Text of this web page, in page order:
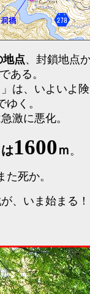
地点、封鎖地点
ある。
は、いよいよ険
く。
激に悪化。
1600ｍ 。
死か。
、いま始まる！